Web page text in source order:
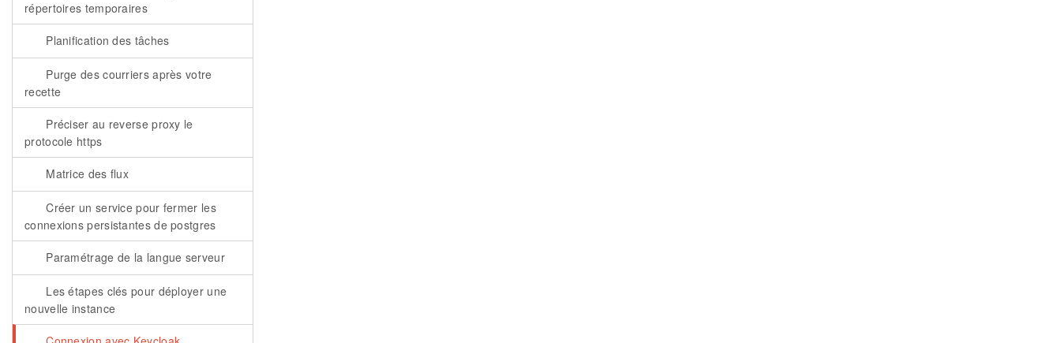
répertoires temporaires
Planification des tâches
Purge des courriers après votre
recette
Préciser au reverse proxy le
protocole https
Matrice des flux
Créer un service pour fermer les
connexions persistantes de postgres
Paramétrage de la langue serveur
Les étapes clés pour déployer une
nouvelle instance